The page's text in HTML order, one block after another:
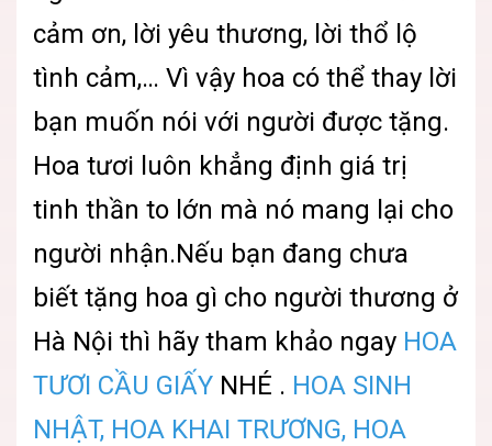
cảm ơn, lời yêu thương, lời thổ lộ
tình cảm,… Vì vậy hoa có thể thay lời
bạn muốn nói với người được tặng.
Hoa tươi luôn khẳng định giá trị
tinh thần to lớn mà nó mang lại cho
người nhận.Nếu bạn đang chưa
biết tặng hoa gì cho người thương ở
Hà Nội thì hãy tham khảo ngay HOA
TƯƠI CẦU GIẤY NHÉ . HOA SINH
NHẬT, HOA KHAI TRƯƠNG, HOA